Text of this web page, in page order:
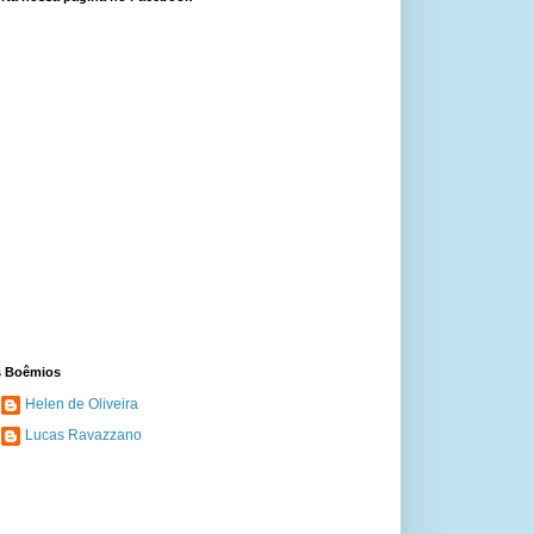
Boêmios
Helen de Oliveira
Lucas Ravazzano